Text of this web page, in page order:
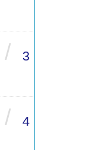
/ 3
/ 4